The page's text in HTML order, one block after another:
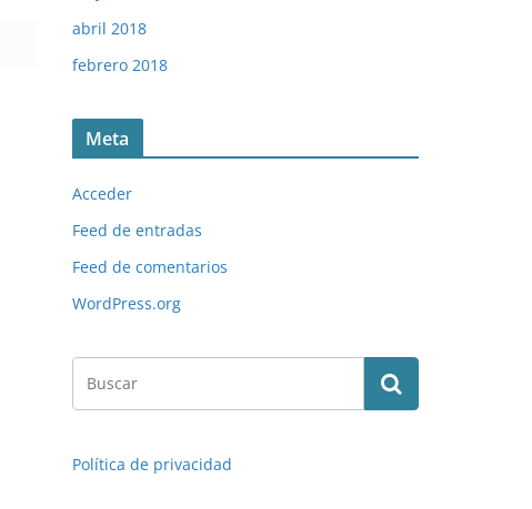
abril 2018
febrero 2018
Meta
Acceder
Feed de entradas
Feed de comentarios
WordPress.org
Política de privacidad